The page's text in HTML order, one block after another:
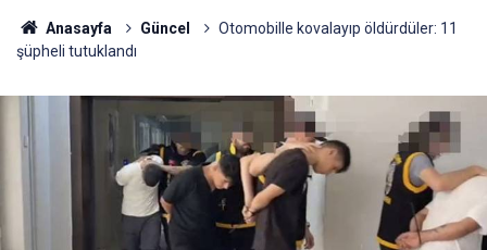
Anasayfa Güncel
Otomobille kovalayıp öldürdüler: 11
şüpheli tutuklandı